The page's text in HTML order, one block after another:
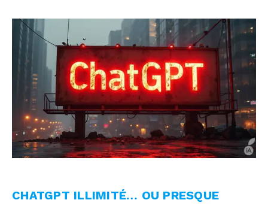
CHATGPT ILLIMITÉ… OU PRESQUE